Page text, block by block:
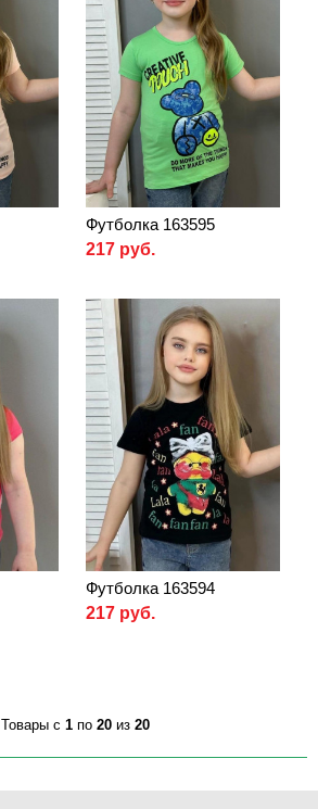
Футболка 163595
217 руб.
Футболка 163594
217 руб.
Товары с 1по 20из 20